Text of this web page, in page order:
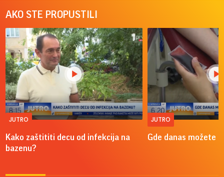
AKO STE PROPUSTILI
JUTRO
Kako zaštititi decu od infekcija na
bazenu?
JUTRO
Gde danas možete